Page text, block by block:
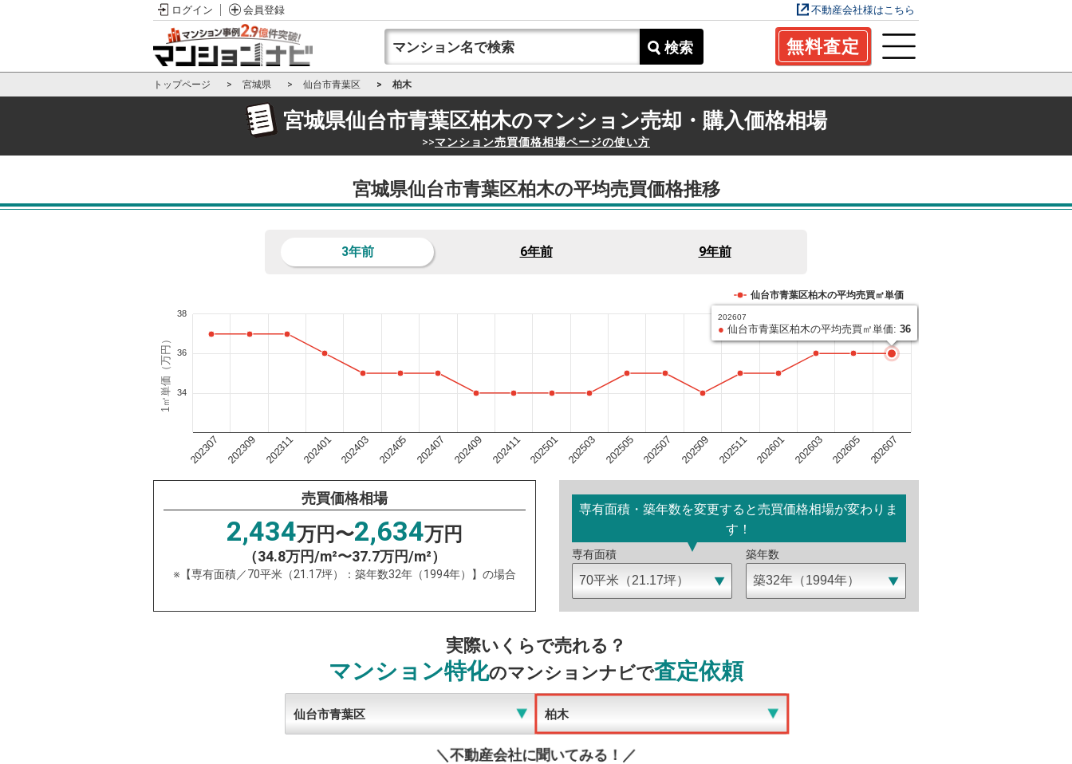
ログイン 会員登録 不動産会社様はこちら
検索 無料査定
トップページ 宮城県 仙台市青葉区 柏木
宮城県仙台市青葉区柏木のマンション売却・購入価格相場
>>マンション売買価格相場ページの使い方
宮城県仙台市青葉区柏木の平均売買価格推移
3年前 6年前 9年前
1㎡単価（万円）
仙台市青葉区柏木の平均売買㎡単価
202307 202309 202311 202401 202403 202405 202407 202409 202411 202501 202503 202505 202507 202509 202511 202601 202603 202605 202607
34
36
38 202607
● 仙台市青葉区柏木の平均売買㎡単価: 36
売買価格相場
2,434万円〜2,634万円
（34.8万円/m²〜37.7万円/m²）
※【専有面積／70平米（21.17坪）：築年数32年（1994年）】の場合
専有面積・築年数を変更すると売買価格相場が変わりま
す！
専有面積 築年数
実際いくらで売れる？
マンション特化のマンションナビで査定依頼
＼不動産会社に聞いてみる！／